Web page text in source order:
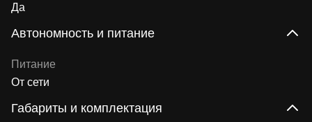
Да
Автономность и питание
Питание
От сети
Габариты и комплектация